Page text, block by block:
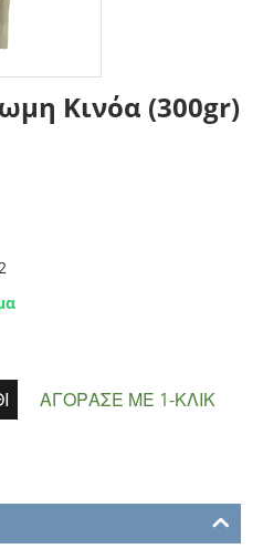
Κινόα (300gr)
ΑΓΌΡΑΣΕ ΜΕ 1-ΚΛΙΚ